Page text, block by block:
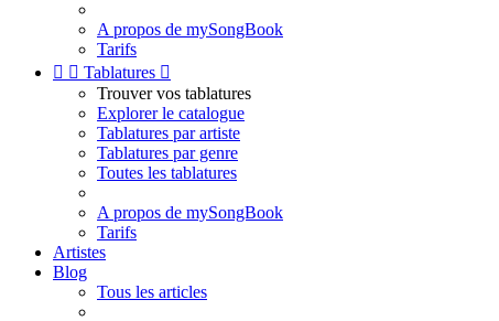
A propos de mySongBook
Tarifs
  Tablatures 
Trouver vos tablatures
Explorer le catalogue
Tablatures par artiste
Tablatures par genre
Toutes les tablatures
A propos de mySongBook
Tarifs
Artistes
Blog
Tous les articles